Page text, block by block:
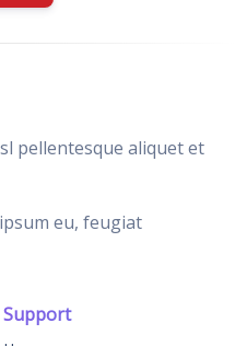
pellentesque aliquet et
eu, feugiat
Support